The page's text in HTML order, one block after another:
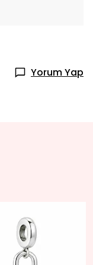
Yorum Yap